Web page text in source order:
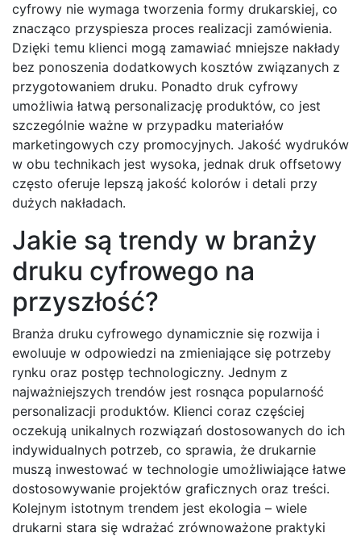
cyfrowy nie wymaga tworzenia formy drukarskiej, co
znacząco przyspiesza proces realizacji zamówienia.
Dzięki temu klienci mogą zamawiać mniejsze nakłady
bez ponoszenia dodatkowych kosztów związanych z
przygotowaniem druku. Ponadto druk cyfrowy
umożliwia łatwą personalizację produktów, co jest
szczególnie ważne w przypadku materiałów
marketingowych czy promocyjnych. Jakość wydruków
w obu technikach jest wysoka, jednak druk offsetowy
często oferuje lepszą jakość kolorów i detali przy
dużych nakładach.
Jakie są trendy w branży
druku cyfrowego na
przyszłość?
Branża druku cyfrowego dynamicznie się rozwija i
ewoluuje w odpowiedzi na zmieniające się potrzeby
rynku oraz postęp technologiczny. Jednym z
najważniejszych trendów jest rosnąca popularność
personalizacji produktów. Klienci coraz częściej
oczekują unikalnych rozwiązań dostosowanych do ich
indywidualnych potrzeb, co sprawia, że drukarnie
muszą inwestować w technologie umożliwiające łatwe
dostosowywanie projektów graficznych oraz treści.
Kolejnym istotnym trendem jest ekologia – wiele
drukarni stara się wdrażać zrównoważone praktyki